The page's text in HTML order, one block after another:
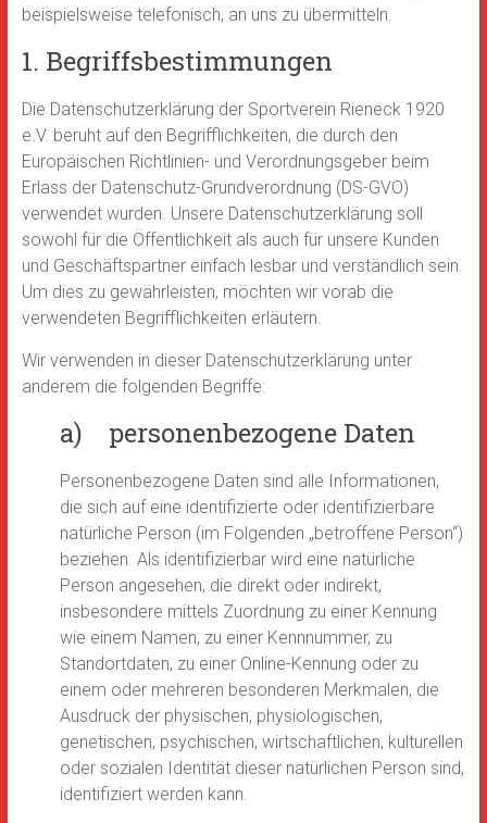
beispielsweise telefonisch, an uns zu übermitteln.
1. Begriffsbestimmungen
Die Datenschutzerklärung der Sportverein Rieneck 1920
e.V. beruht auf den Begrifflichkeiten, die durch den
Europäischen Richtlinien- und Verordnungsgeber beim
Erlass der Datenschutz-Grundverordnung (DS-GVO)
verwendet wurden. Unsere Datenschutzerklärung soll
sowohl für die Öffentlichkeit als auch für unsere Kunden
und Geschäftspartner einfach lesbar und verständlich sein.
Um dies zu gewährleisten, möchten wir vorab die
verwendeten Begrifflichkeiten erläutern.
Wir verwenden in dieser Datenschutzerklärung unter
anderem die folgenden Begriffe:
a) personenbezogene Daten
Personenbezogene Daten sind alle Informationen,
die sich auf eine identifizierte oder identifizierbare
natürliche Person (im Folgenden „betroffene Person“)
beziehen. Als identifizierbar wird eine natürliche
Person angesehen, die direkt oder indirekt,
insbesondere mittels Zuordnung zu einer Kennung
wie einem Namen, zu einer Kennnummer, zu
Standortdaten, zu einer Online-Kennung oder zu
einem oder mehreren besonderen Merkmalen, die
Ausdruck der physischen, physiologischen,
genetischen, psychischen, wirtschaftlichen, kulturellen
oder sozialen Identität dieser natürlichen Person sind,
identifiziert werden kann.